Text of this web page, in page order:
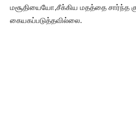
மசூதியையோ,சீக்கிய மதத்தை சார்ந்த
கையகப்படுத்தவில்லை.